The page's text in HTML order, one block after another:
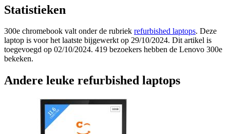
Statistieken
300e chromebook valt onder de rubriek refurbished laptops. Deze
laptop is voor het laatste bijgewerkt op 29/10/2024. Dit artikel is
toegevoegd op 02/10/2024. 419 bezoekers hebben de Lenovo 300e
bekeken.
Andere leuke refurbished laptops